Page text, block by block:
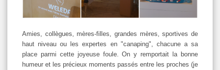
Amies, collègues, mères-filles, grandes mères, sportives de
haut niveau ou les expertes en "canaping", chacune a sa
place parmi cette joyeuse foule. On y remportait la bonne
humeur et les précieux moments passés entre les proches (je